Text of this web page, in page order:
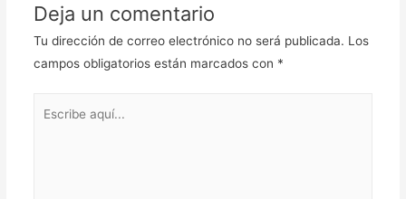
Deja un comentario
Tu dirección de correo electrónico no será publicada. Los
campos obligatorios están marcados con *